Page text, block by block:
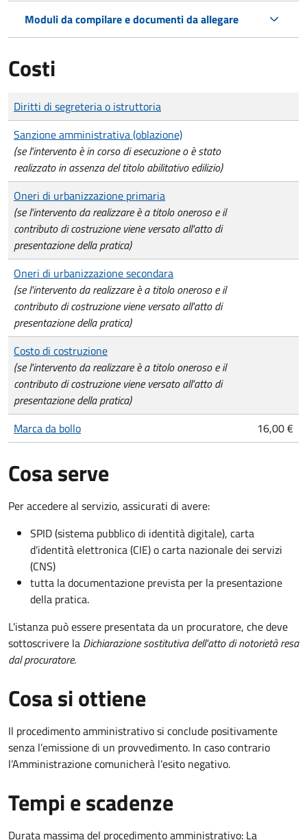
Moduli da compilare e documenti da allegare
Costi
Tipo di pagamento
Importo
Diritti di segreteria o istruttoria
Sanzione amministrativa (oblazione)
(se l'intervento è in corso di esecuzione o è stato
realizzato in assenza del titolo abilitativo edilizio)
Oneri di urbanizzazione primaria
(se l'intervento da realizzare è a titolo oneroso e il
contributo di costruzione viene versato all'atto di
presentazione della pratica)
Oneri di urbanizzazione secondara
(se l'intervento da realizzare è a titolo oneroso e il
contributo di costruzione viene versato all'atto di
presentazione della pratica)
Costo di costruzione
(se l'intervento da realizzare è a titolo oneroso e il
contributo di costruzione viene versato all'atto di
presentazione della pratica)
Marca da bollo
16,00 €
Cosa serve
Per accedere al servizio, assicurati di avere:
SPID (sistema pubblico di identità digitale), carta
d’identità elettronica (CIE) o carta nazionale dei servizi
(CNS)
tutta la documentazione prevista per la presentazione
della pratica.
L'istanza può essere presentata da un procuratore, che deve
sottoscrivere la Dichiarazione sostitutiva dell'atto di notorietà resa
dal procuratore.
Cosa si ottiene
Il procedimento amministrativo si conclude positivamente
senza l’emissione di un provvedimento. In caso contrario
l’Amministrazione comunicherà l’esito negativo.
Tempi e scadenze
Durata massima del procedimento amministrativo: La